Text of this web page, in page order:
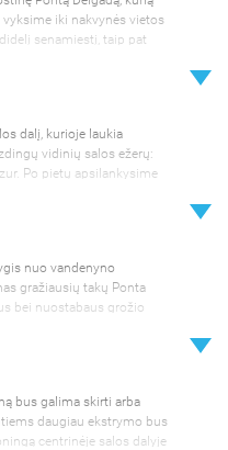
iki nakvynės vietos
senamiestį, taip pat
dalį, kurioje laukia
vidinių salos ežerų:
Po pietų apsilankysime
nuo vandenyno
gražiausių takų Ponta
bei nuostabaus grožio
bus galima skirti arba
daugiau ekstrymo bus
centrinėje salos dalyje